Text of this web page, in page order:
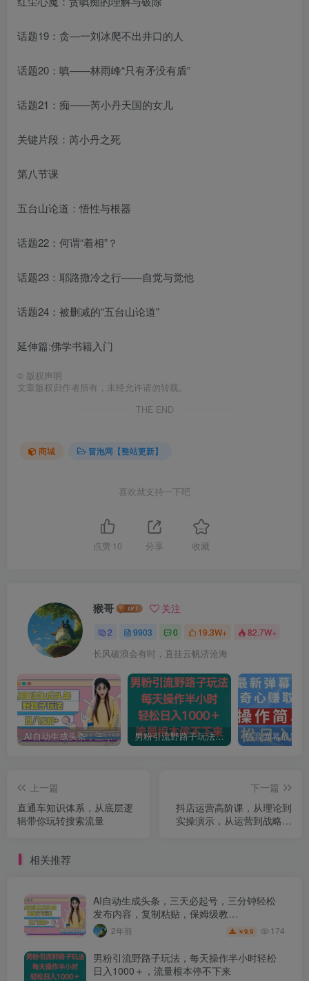
话题19：贪—一刘冰爬不出井口的人
话题20：嗔——林雨峰“只有矛没有盾”
话题21：痴——芮小丹天国的女儿
关键片段：芮小丹之死
第八节课
五台山论道：悟性与根器
话题22：何谓“着相”？
话题23：耶路撒冷之行——自觉与觉他
话题24：被删减的“五台山论道”
延伸篇:佛学书籍入门
© 版权声明
文章版权归作者所有，未经允许请勿转载。
THE END
商城 冒泡网【整站更新】
喜欢就支持一下吧
点赞 10 分享 收藏
猴哥 关注
2 9903 0 19.3W+ 82.7W+
长风破浪会有时，直挂云帆济沧海
AI自动生成头条，三天必起号，三分钟轻松发布内容，复制粘贴，保姆级教… 男粉引流野路子玩法，每天操作半小时轻松日入1000＋，流量根本停不下来
上一篇
直通车知识体系，从底层逻
辑带你玩转搜索流量
下一篇
抖店运营高阶课，从理论到
实操演示，从运营到战略布
相关推荐
AI自动生成头条，三天必起号，三分钟轻松
发布内容，复制粘贴，保姆级教…
2年前 ￥9.9 174
男粉引流野路子玩法，每天操作半小时轻松
日入1000＋，流量根本停不下来